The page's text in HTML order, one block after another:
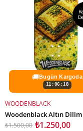
🚚Bugün Kargoda
11:06:16
SEPETE EKLE
WOODENBLACK
₺1.250,00
₺1.500,00